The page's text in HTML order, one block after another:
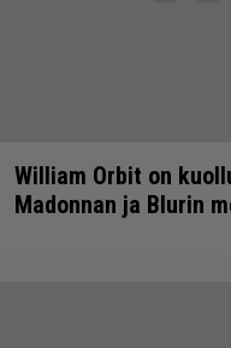
William Orbit on
Madonnan ja Blurin